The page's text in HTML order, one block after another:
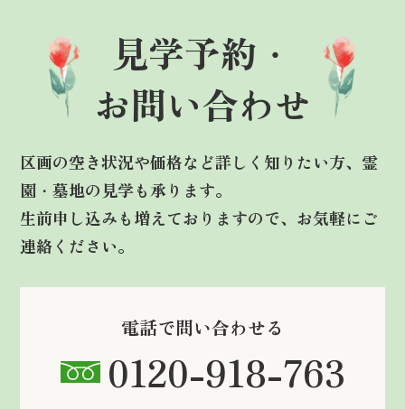
見学予約・
お問い合わせ
区画の空き状況や価格など詳しく知りたい方、霊
園・墓地の見学も承ります。
生前申し込みも増えておりますので、お気軽にご
連絡ください。
電話で問い合わせる
0120-918-763